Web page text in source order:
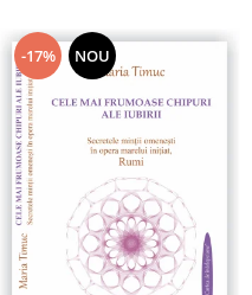
-17% NOU